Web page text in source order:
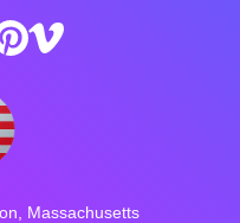
Massachusetts